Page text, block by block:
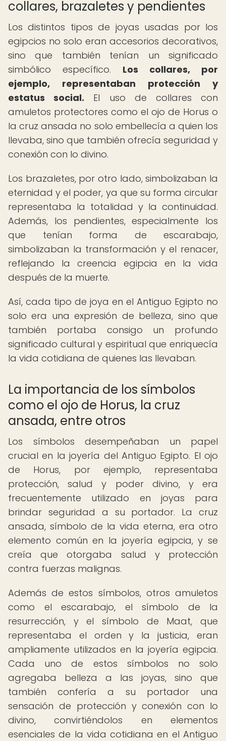
collares, brazaletes y pendientes
Los distintos tipos de joyas usadas por los
egipcios no solo eran accesorios decorativos,
sino que también tenían un significado
simbólico específico. Los collares, por
ejemplo, representaban protección y
estatus social. El uso de collares con
amuletos protectores como el ojo de Horus o
la cruz ansada no solo embellecía a quien los
llevaba, sino que también ofrecía seguridad y
conexión con lo divino.
Los brazaletes, por otro lado, simbolizaban la
eternidad y el poder, ya que su forma circular
representaba la totalidad y la continuidad.
Además, los pendientes, especialmente los
que tenían forma de escarabajo,
simbolizaban la transformación y el renacer,
reflejando la creencia egipcia en la vida
después de la muerte.
Así, cada tipo de joya en el Antiguo Egipto no
solo era una expresión de belleza, sino que
también portaba consigo un profundo
significado cultural y espiritual que enriquecía
la vida cotidiana de quienes las llevaban.
La importancia de los símbolos
como el ojo de Horus, la cruz
ansada, entre otros
Los símbolos desempeñaban un papel
crucial en la joyería del Antiguo Egipto. El ojo
de Horus, por ejemplo, representaba
protección, salud y poder divino, y era
frecuentemente utilizado en joyas para
brindar seguridad a su portador. La cruz
ansada, símbolo de la vida eterna, era otro
elemento común en la joyería egipcia, y se
creía que otorgaba salud y protección
contra fuerzas malignas.
Además de estos símbolos, otros amuletos
como el escarabajo, el símbolo de la
resurrección, y el símbolo de Maat, que
representaba el orden y la justicia, eran
ampliamente utilizados en la joyería egipcia.
Cada uno de estos símbolos no solo
agregaba belleza a las joyas, sino que
también confería a su portador una
sensación de protección y conexión con lo
divino, convirtiéndolos en elementos
esenciales de la vida cotidiana en el Antiguo